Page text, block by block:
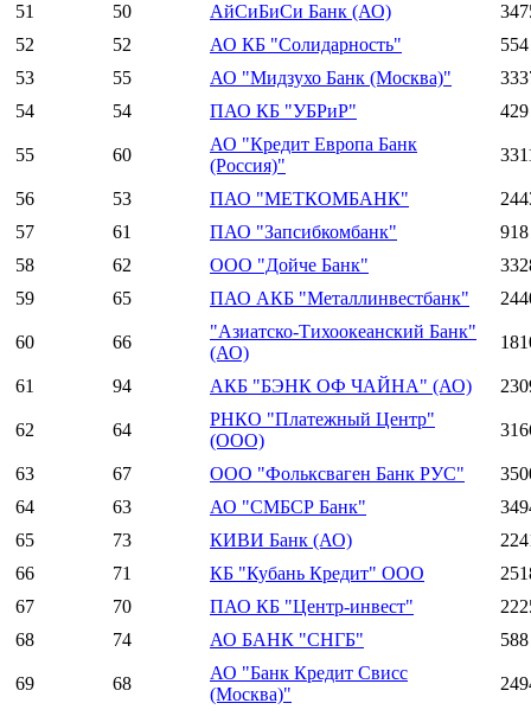
51
50 АйСиБиСи Банк (АО)
52
52 АО КБ "Солидарность"
554
53
55 АО "Мидзухо Банк (Москва)"
54
54 ПАО КБ "УБРиР" 429
55 60
АО "Кредит Европа Банк
(Россия)"
56 53 ПАО "МЕТКОМБАНК"
57
61 ПАО "Запсибкомбанк"
918
58
62 ООО "Дойче Банк"
59
65 ПАО АКБ "Металлинвестбанк"
60 66
"Азиатско-Тихоокеанский Банк"
(АО)
61 94 АКБ "БЭНК ОФ ЧАЙНА" (АО)
62 64
РНКО "Платежный Центр"
(ООО)
63 67 ООО "Фольксваген Банк РУС"
64
63 АО "СМБСР Банк"
65
73 КИВИ Банк (АО)
66
71 КБ "Кубань Кредит" ООО
67
70 ПАО КБ "Центр-инвест"
68
74 АО БАНК "СНГБ" 588
69 68
АО "Банк Кредит Свисс
(Москва)"